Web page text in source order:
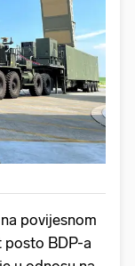
povijesnom
posto BDP-a